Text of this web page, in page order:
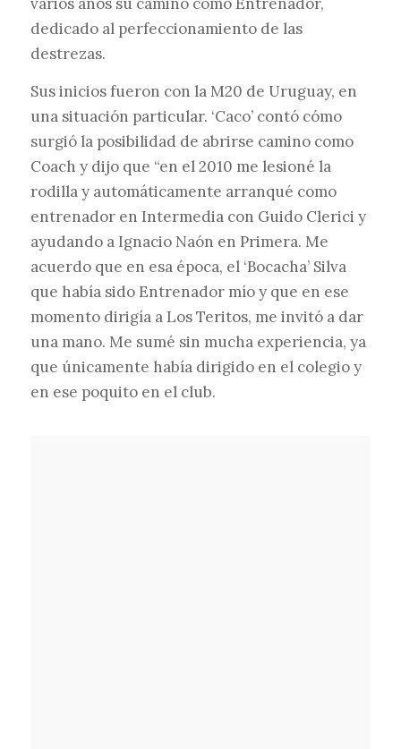
dedicado al perfeccionamiento de las
destrezas.
Sus inicios fueron con la M20 de Uruguay, en
una situación particular. ‘Caco’ contó cómo
surgió la posibilidad de abrirse camino como
Coach y dijo que “en el 2010 me lesioné la
rodilla y automáticamente arranqué como
entrenador en Intermedia con Guido Clerici y
ayudando a Ignacio Naón en Primera. Me
acuerdo que en esa época, el ‘Bocacha’ Silva
que había sido Entrenador mío y que en ese
momento dirigía a Los Teritos, me invitó a dar
una mano. Me sumé sin mucha experiencia, ya
que únicamente había dirigido en el colegio y
en ese poquito en el club.